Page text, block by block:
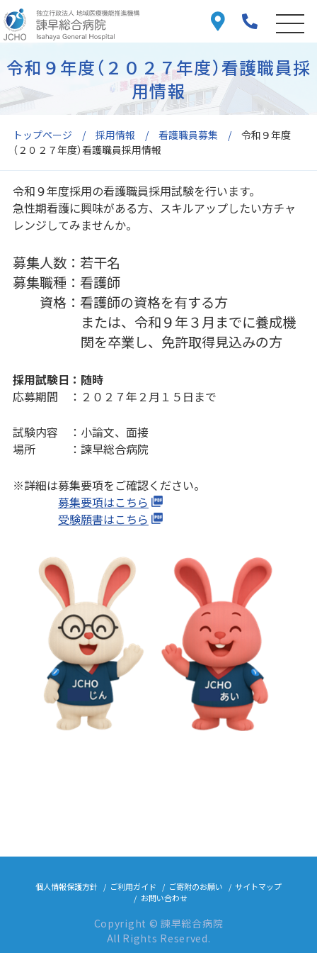
トップページ 採用情報 看護職員募集
令和９年度
（２０２７年度）看護職員採用情報
令和９年度（２０２７年度）看護職員採
用情報
令和９年度採用の看護職員採用試験を行います。
急性期看護に興味がある方、スキルアップしたい方チャ
レンジしてみませんか。
募集人数：若干名
募集職種：看護師
資格：看護師の資格を有する方
または、令和９年３月までに養成機
関を卒業し、免許取得見込みの方
採用試験日：随時
応募期間 ：２０２７年２月１５日まで
試験内容 ：小論文、面接
場所 ：諫早総合病院
※詳細は募集要項をご確認ください。
募集要項はこちら
受験願書はこちら
個人情報保護方針 ご利用ガイド ご寄附のお願い
サイトマップ
お問い合わせ
Copyright © 諫早総合病院
All Rights Reserved.